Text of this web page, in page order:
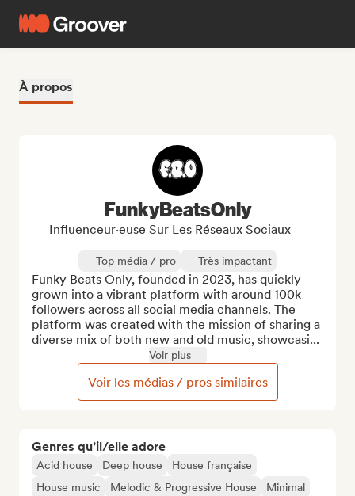
À propos
Genres qu’il/elle adore
Acid house Deep house
House française
House music
Melodic & Progressive House
Minimal
FunkyBeatsOnly
Influenceur·euse Sur Les Réseaux Sociaux
Top média / pro Très impactant
Funky Beats Only, founded in 2023, has quickly
grown into a vibrant platform with around 100k
followers across all social media channels. The
platform was created with the mission of sharing a
diverse mix of both new and old music, showcasi...
Voir plus
Voir les médias / pros similaires